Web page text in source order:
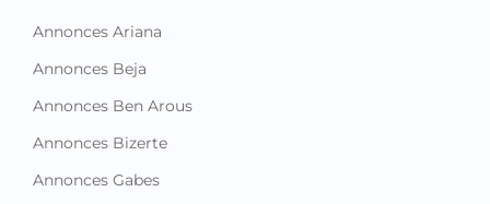
Annonces Ariana
Annonces Beja
Annonces Ben Arous
Annonces Bizerte
Annonces Gabes